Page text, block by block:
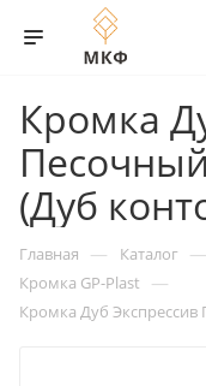
Кромка
(Дуб
Главная — Каталог —
Кромка GP-Plast —
Кромка Дуб